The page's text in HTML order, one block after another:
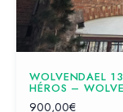
WOLVENDAEL
HÉROS –
900,00€